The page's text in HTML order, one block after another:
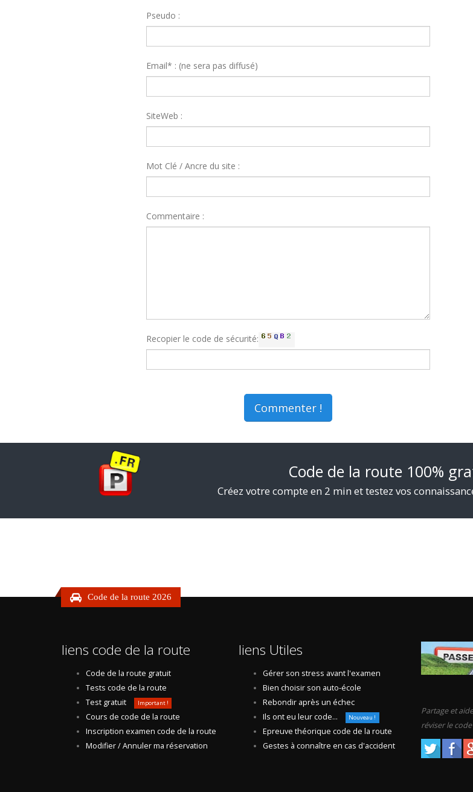
Pseudo :
Email* : (ne sera pas diffusé)
SiteWeb :
Mot Clé / Ancre du site :
Commentaire :
Recopier le code de sécurité:
Commenter !
Code de la route 100%
Créez votre compte en 2 min et testez vos
Code de la route 2026
liens code de la route
Code de la route gratuit
Tests code de la route
Test gratuit
Important !
Cours de code de la route
Inscription examen code de la route
Modifier / Annuler ma réservation
liens Utiles
Gérer son stress avant l'examen
Bien choisir son auto-école
Rebondir après un échec
Ils ont eu leur code...
Nouveau !
Epreuve théorique code de la route
Gestes à connaître en cas d'accident
Partage et
réviser le